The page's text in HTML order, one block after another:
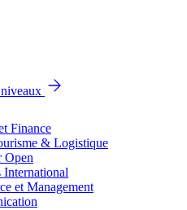
Finance
& Logistique
Open
International
et Management